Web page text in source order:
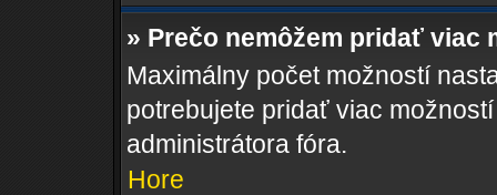
» Prečo nemôžem pridať viac
Maximálny počet možností
potrebujete pridať viac
administrátora fóra.
Hore